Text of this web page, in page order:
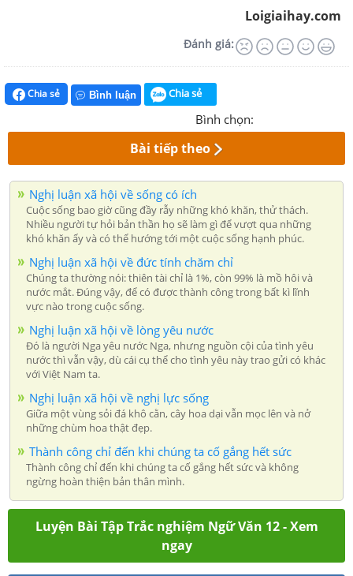
Loigiaihay.com
Đánh giá:
Chia sẻ Bình luận Chia sẻ
Bình chọn:
Bài tiếp theo
Nghị luận xã hội về sống có ích
Cuộc sống bao giờ cũng đầy rẫy những khó khăn, thử thách.
Nhiều người tự hỏi bản thần họ sẽ làm gì để vượt qua những
khó khăn ấy và có thể hướng tới một cuộc sống hạnh phúc.
Nghị luận xã hội về đức tính chăm chỉ
Chúng ta thường nói: thiên tài chỉ là 1%, còn 99% là mồ hôi và
nước mắt. Đúng vậy, để có được thành công trong bất kì lĩnh
vực nào trong cuộc sống.
Nghị luận xã hội về lòng yêu nước
Đó là người Nga yêu nước Nga, nhưng nguồn cội của tình yêu
nước thì vẫn vậy, dù cái cụ thể cho tình yêu này trao gửi có khác
với Việt Nam ta.
Nghị luận xã hội về nghị lực sống
Giữa một vùng sỏi đá khô cằn, cây hoa dại vẫn mọc lên và nở
những chùm hoa thật đẹp.
Thành công chỉ đến khi chúng ta cố gắng hết sức
Thành công chỉ đến khi chúng ta cố gắng hết sức và không
ngừng hoàn thiện bản thân mình.
Luyện Bài Tập Trắc nghiệm Ngữ Văn 12 - Xem
ngay